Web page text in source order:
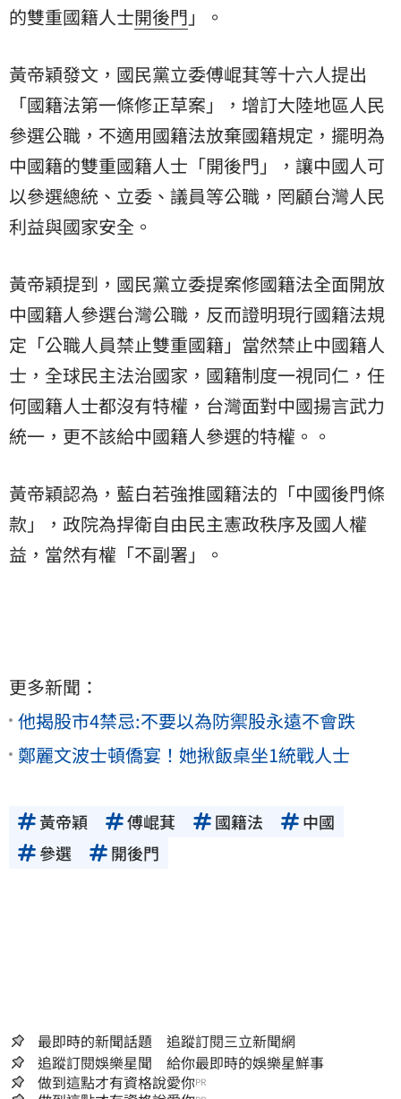
的雙重國籍人士開後門 」。
黃帝穎發文，國民黨立委傅崐萁等十六人提出
「國籍法第一條修正草案」，增訂大陸地區人民
參選公職，不適用國籍法放棄國籍規定，擺明為
中國籍的雙重國籍人士「開後門」，讓中國人可
以參選總統、立委、議員等公職，罔顧台灣人民
利益與國家安全。
黃帝穎提到，國民黨立委提案修國籍法全面開放
中國籍人參選台灣公職，反而證明現行國籍法規
定「公職人員禁止雙重國籍」當然禁止中國籍人
士，全球民主法治國家，國籍制度一視同仁，任
何國籍人士都沒有特權，台灣面對中國揚言武力
統一，更不該給中國籍人參選的特權。。
黃帝穎認為，藍白若強推國籍法的「中國後門條
款」，政院為捍衛自由民主憲政秩序及國人權
益，當然有權「不副署」。
更多新聞：
他揭股市4禁忌:不要以為防禦股永遠不會跌
鄭麗文波士頓僑宴！她揪飯桌坐1統戰人士
黃帝穎 傅崐萁 國籍法
中國
參選
開後門
最即時的新聞話題 追蹤訂閱三立新聞網
追蹤訂閱娛樂星聞 給你最即時的娛樂星鮮事
做到這點才有資格說愛你PR